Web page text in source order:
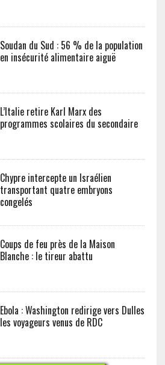
Soudan du Sud : 56 % de la population
en insécurité alimentaire aiguë
L’Italie retire Karl Marx des
programmes scolaires du secondaire
Chypre intercepte un Israélien
transportant quatre embryons
congelés
Coups de feu près de la Maison
Blanche : le tireur abattu
Ebola : Washington redirige vers Dulles
les voyageurs venus de RDC